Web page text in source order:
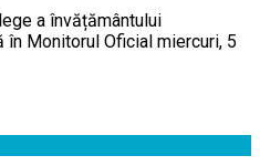
a învățământului
Monitorul Oficial miercuri, 5